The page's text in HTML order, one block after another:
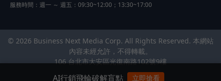
服務時間：週一 ～ 週五：09:30~12:00；13:30~17:00
© 2026 Business Next Media Corp. All Rights Reserved. 本網站
內容未經允許，不得轉載。
106 台北市大安區光復南路102號9樓
AI行銷飛輪破解盲點 立即搶看